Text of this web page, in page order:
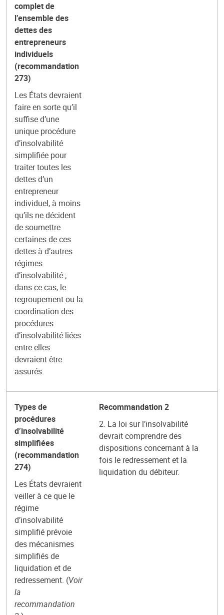
complet de
l’ensemble des
dettes des
entrepreneurs
individuels
(recommandation
273)
Les États devraient
faire en sorte qu’il
suffise d’une
unique procédure
d’insolvabilité
simplifiée pour
traiter toutes les
dettes d’un
entrepreneur
individuel, à moins
qu’ils ne décident
de soumettre
certaines de ces
dettes à d’autres
régimes
d’insolvabilité ;
dans ce cas, le
regroupement ou la
coordination des
procédures
d’insolvabilité liées
entre elles
devraient être
assurés.
Types de
procédures
d’insolvabilité
simplifiées
(recommandation
274)
Les États devraient
veiller à ce que le
régime
d’insolvabilité
simplifié prévoie
des mécanismes
simplifiés de
liquidation et de
redressement. (Voir
la
recommandation
Recommandation 2
2. La loi sur l’insolvabilité
devrait comprendre des
dispositions concernant à la
fois le redressement et la
liquidation du débiteur.